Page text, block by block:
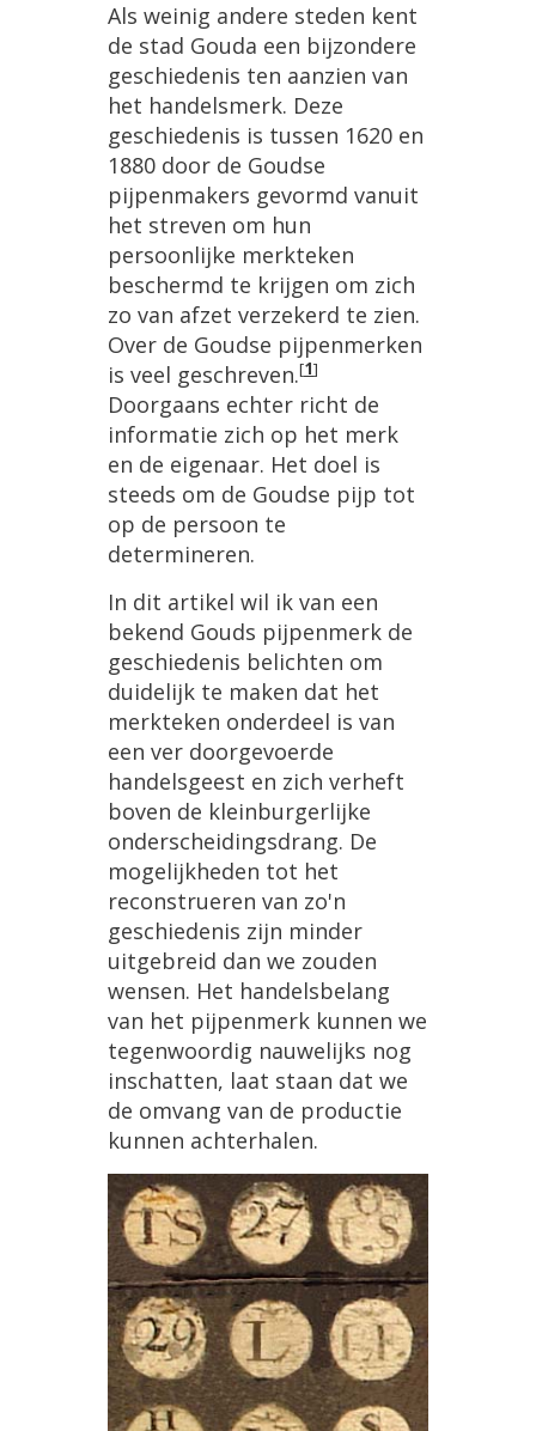
Als weinig andere steden kent
de stad Gouda een bijzondere
geschiedenis ten aanzien van
het handelsmerk. Deze
geschiedenis is tussen 1620 en
1880 door de Goudse
pijpenmakers gevormd vanuit
het streven om hun
persoonlijke merkteken
beschermd te krijgen om zich
zo van afzet verzekerd te zien.
Over de Goudse pijpenmerken
is veel geschreven.[1]
Doorgaans echter richt de
informatie zich op het merk
en de eigenaar. Het doel is
steeds om de Goudse pijp tot
op de persoon te
determineren.
In dit artikel wil ik van een
bekend Gouds pijpenmerk de
geschiedenis belichten om
duidelijk te maken dat het
merkteken onderdeel is van
een ver doorgevoerde
handelsgeest en zich verheft
boven de kleinburgerlijke
onderscheidingsdrang. De
mogelijkheden tot het
reconstrueren van zo'n
geschiedenis zijn minder
uitgebreid dan we zouden
wensen. Het handelsbelang
van het pijpenmerk kunnen we
tegenwoordig nauwelijks nog
inschatten, laat staan dat we
de omvang van de productie
kunnen achterhalen.